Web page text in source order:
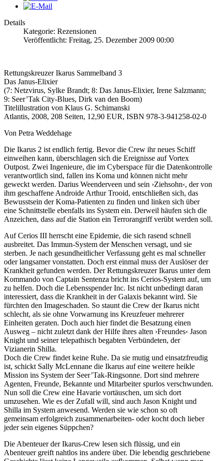
Details
Kategorie: Rezensionen
Veröffentlicht: Freitag, 25. Dezember 2009 00:00
Rettungskreuzer Ikarus Sammelband 3
Das Janus-Elixier
(7: Netzvirus, Sylke Brandt; 8: Das Janus-Elixier, Irene Salzmann;
9: Seer’Tak City-Blues, Dirk van den Boom)
Titelillustration von Klaus G. Schimanski
Atlantis, 2008, 208 Seiten, 12,90 EUR, ISBN 978-3-941258-02-0
Von Petra Weddehage
Die Ikarus 2 ist endlich fertig. Bevor die Crew ihr neues Schiff
einweihen kann, überschlagen sich die Ereignisse auf Vortex
Outpost. Zwei Ingenieure, die im Cyberspace für die Datenkontrolle
verantwortlich sind, fallen ins Koma und können nicht mehr
geweckt werden. Darius Weenderveen und sein ›Ziehsohn‹, der von
ihm geschaffene Androide Arthur Trooid, entschließen sich, das
Bewusstsein der Koma-Patienten zu finden und linken sich über
eine Schnittstelle ebenfalls ins System ein. Derweil häufen sich die
Anzeichen, dass auf die Station ein Terrorangriff verübt werden soll.
Auf Cerios III herrscht eine Epidemie, die sich rasend schnell
ausbreitet. Das Immun-System der Menschen versagt, und sie
sterben. Je nach gesundheitlicher Verfassung geht es mal schneller
oder langsamer vonstatten. Doch erst einmal muss der Auslöser der
Krankheit gefunden werden. Der Rettungskreuzer Ikarus unter dem
Kommando von Captain Sentenza bricht ins Cerios-System auf, um
zu helfen. Doch die Lebensspender Inc. Ist nicht unbedingt daran
interessiert, dass die Krankheit in der Galaxis bekannt wird. Sie
fürchten den Imageschaden. So staunt die Crew der Ikarus nicht
schlecht, als sie ohne Vorwarnung ins Kreuzfeuer mehrerer
Einheiten geraten. Doch auch hier findet die Besatzung einen
Ausweg – nicht zuletzt dank der Hilfe ihres alten ›Freundes‹ Jason
Knight und seiner telepathisch begabten Verbündeten, der
Vizianerin Shilla.
Doch die Crew findet keine Ruhe. Da sie mutig und einsatzfreudig
ist, schickt Sally McLennane die Ikarus auf eine weitere heikle
Mission ins System der Seer’Tak-Ringsonne. Dort sind mehrere
Agenten, Freunde, Bekannte und Mitarbeiter spurlos verschwunden.
Nun soll die Crew eine Havarie vortäuschen, um sich dort
umzusehen. Wie es der Zufall will, sind auch Jason Knight und
Shilla im System anwesend. Werden sie wie schon so oft
gemeinsam erfolgreich zusammenarbeiten- oder kocht doch lieber
jeder sein eigenes Süppchen?
Die Abenteuer der Ikarus-Crew lesen sich flüssig, und ein
Abenteuer greift nahtlos ins andere über. Die lebendig geschriebene